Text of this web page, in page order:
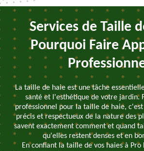
Services de Taille
Pourquoi Faire
La taille de haie est une tâche
santé et l'esthétique de votre jardin.
professionnel pour la taille de haie,
précis et respectueux de la nature des
savent exactement comment et quand
qu'elles restent denses et en
En confiant la taille de vos haies à Pro